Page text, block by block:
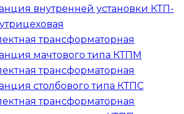
внутренней установки КТП-
трансформаторная
мачтового типа КТПМ
трансформаторная
столбового типа КТПС
трансформаторная